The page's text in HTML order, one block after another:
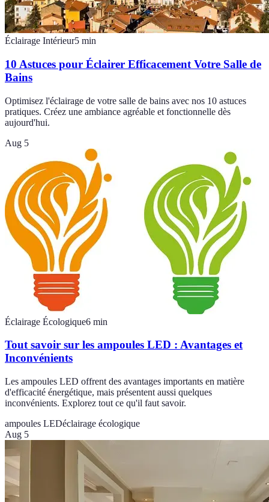
Éclairage Intérieur5 min
10 Astuces pour Éclairer Efficacement Votre Salle de
Bains
Optimisez l'éclairage de votre salle de bains avec nos 10 astuces
pratiques. Créez une ambiance agréable et fonctionnelle dès
aujourd'hui.
Aug 5
Éclairage Écologique6 min
Tout savoir sur les ampoules LED : Avantages et
Inconvénients
Les ampoules LED offrent des avantages importants en matière
d'efficacité énergétique, mais présentent aussi quelques
inconvénients. Explorez tout ce qu'il faut savoir.
ampoules LEDéclairage écologique
Aug 5